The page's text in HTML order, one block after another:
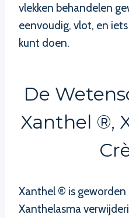
vlekken behandelen
eenvoudig, vlot, en
kunt doen.
De
Xanthel ®,
Xanthel ® is geworden
Xanthelasma